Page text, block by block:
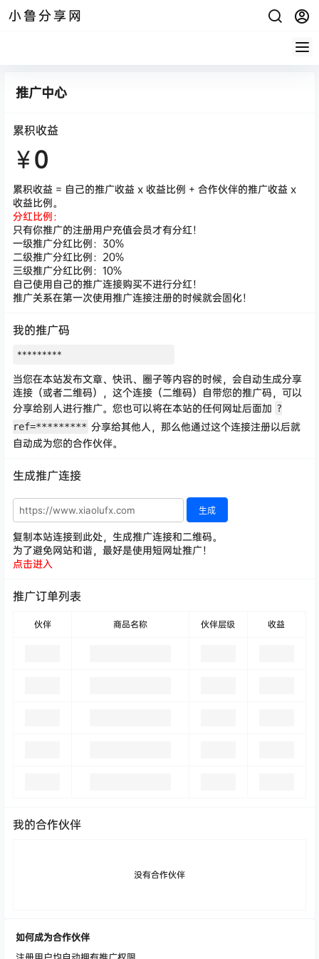
小鲁分享网
推广中心
累积收益
￥0
累积收益 = 自己的推广收益 x 收益比例 + 合作伙伴的推广收益 x
收益比例。
分红比例：
只有你推广的注册用户充值会员才有分红！
一级推广分红比例：30%
二级推广分红比例：20%
三级推广分红比例：10%
自己使用自己的推广连接购买不进行分红！
推广关系在第一次使用推广连接注册的时候就会固化！
我的推广码
当您在本站发布文章、快讯、圈子等内容的时候，会自动生成分享
连接（或者二维码），这个连接（二维码）自带您的推广码，可以
分享给别人进行推广。您也可以将在本站的任何网址后面加 ?
ref=********* 分享给其他人，那么他通过这个连接注册以后就
自动成为您的合作伙伴。
生成推广连接
生成
复制本站连接到此处，生成推广连接和二维码。
为了避免网站和谐，最好是使用短网址推广！
点击进入
推广订单列表
伙伴 商品名称 伙伴层级 收益
我的合作伙伴
没有合作伙伴
如何成为合作伙伴